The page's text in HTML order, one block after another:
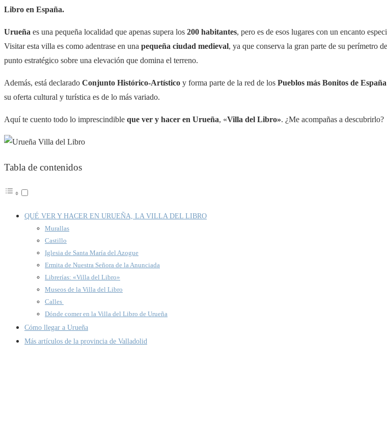
Libro en España.
Urueña es una pequeña localidad que apenas supera los 200 habitantes, pero es de esos lugares con un encanto
Visitar esta villa es como adentrase en una pequeña ciudad medieval, ya que conserva la gran parte de su perímetro
punto estratégico sobre una elevación que domina el terreno.
Además, está declarado Conjunto Histórico-Artístico y forma parte de la red de los Pueblos más Bonitos de España
su oferta cultural y turística es de lo más variado.
Aquí te cuento todo lo imprescindible que ver y hacer en Urueña, «Villa del Libro». ¿Me acompañas a descubrirlo?
Tabla de contenidos
QUÉ VER Y HACER EN URUEÑA, LA VILLA DEL LIBRO
Murallas
Castillo
Iglesia de Santa María del Azogue
Ermita de Nuestra Señora de la Anunciada
Librerías: «Villa del Libro»
Museos de la Villa del Libro
Calles
Dónde comer en la Villa del Libro de Urueña
Cómo llegar a Urueña
Más artículos de la provincia de Valladolid